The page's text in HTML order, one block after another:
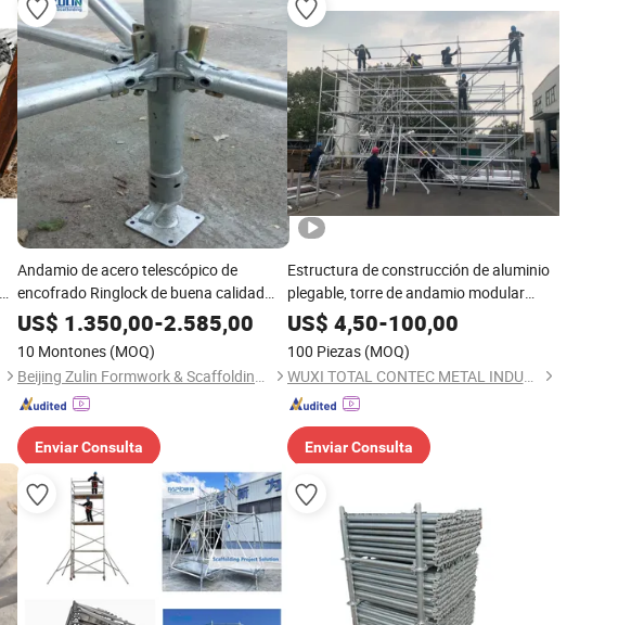
Andamio de acero telescópico de
encofrado Ringlock de buena calidad
combinado con alta resistencia
US$ 1.350,00-2.585,00
10 Montones (MOQ)
Beijing Zulin Formwork & Scaffolding Co., Ltd
Enviar Consulta
Estructura de construcción de aluminio
plegable, torre de andamio modular
móvil, sistema de andamiaje Ringlock de
aluminio para mantenimiento de
edificios en interiores y exteriores
US$ 4,50-100,00
100 Piezas (MOQ)
WUXI TOTAL CONTEC METAL INDUSTRIES CO.,LTD
Enviar Consulta